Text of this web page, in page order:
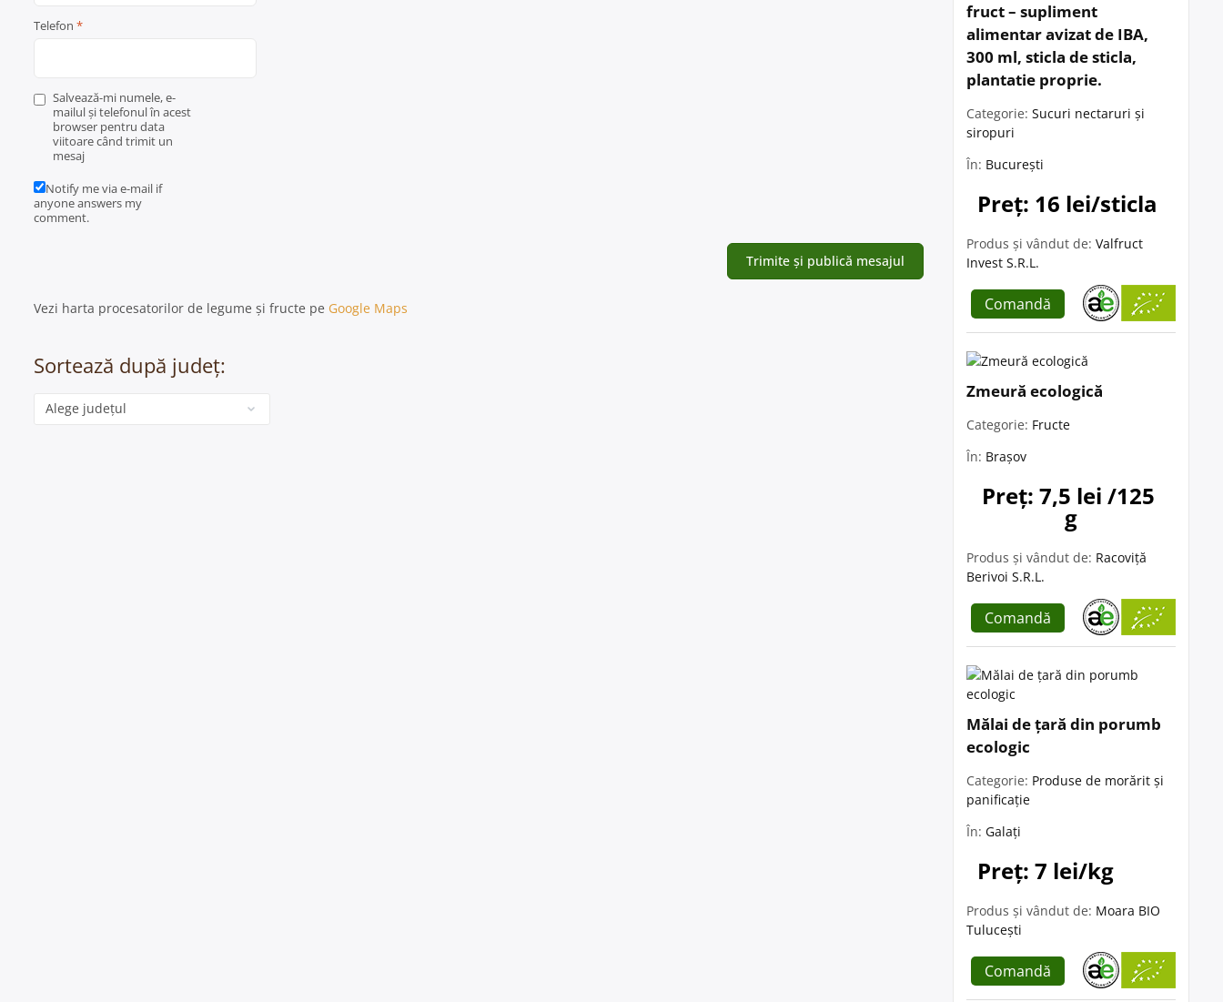
Telefon *
Salvează-mi numele, e-
mailul și telefonul în acest
browser pentru data
viitoare când trimit un
mesaj
Notify me via e-mail if
anyone answers my
comment.
Vezi harta procesatorilor de legume și fructe pe Google Maps
Sortează după județ:
Categorie
fruct – supliment
alimentar avizat de IBA,
300 ml, sticla de sticla,
plantatie proprie.
Categorie: Sucuri nectaruri și
siropuri
În: București
Preț: 16 lei/sticla
Produs și vândut de: Valfruct
Invest S.R.L.
Comandă
Zmeură ecologică
Categorie: Fructe
În: Brașov
Preț: 7,5 lei /125
g
Produs și vândut de: Racoviță
Berivoi S.R.L.
Comandă
Mălai de țară din porumb
ecologic
Categorie: Produse de morărit și
panificație
În: Galați
Preț: 7 lei/kg
Produs și vândut de: Moara BIO
Tulucești
Comandă